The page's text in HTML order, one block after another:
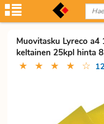
Muovitasku Lyreco
keltainen 25kpl hinta
★ ★ ★ ★ ☆